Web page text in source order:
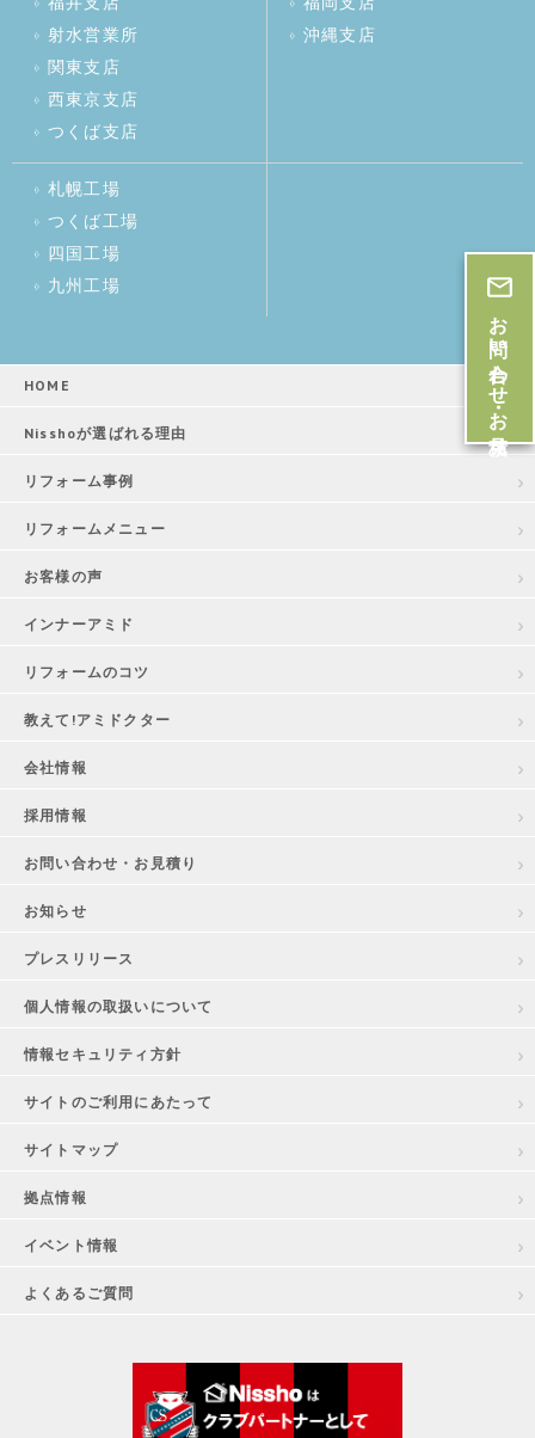
射水営業所
関東支店
西東京支店
つくば支店
沖縄支店
札幌工場
つくば工場
四国工場
九州工場
HOME
Nisshoが選ばれる理由
リフォーム事例
リフォームメニュー
お客様の声
インナーアミド
リフォームのコツ
教えて!アミドクター
会社情報
採用情報
お問い合わせ・お見積り
お知らせ
プレスリリース
個人情報の取扱いについて
情報セキュリティ方針
サイトのご利用にあたって
サイトマップ
拠点情報
イベント情報
よくあるご質問
お問い合わせ・お見積